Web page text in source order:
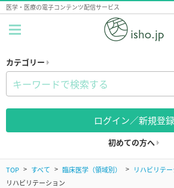
医学・医療の電子コンテンツ配信サービス
カテゴリー
ログイン／新規登録
初めての方へ
TOP すべて 臨床医学（領域別） リハビリテ
リハビリテーション